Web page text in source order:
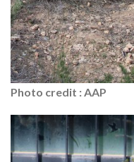
Photo credit : AAP